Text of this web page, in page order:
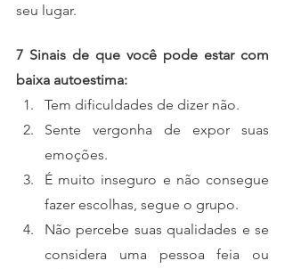
seu lugar.
7 Sinais de que você pode estar com
baixa autoestima:
Tem dificuldades de dizer não.
Sente vergonha de expor suas
emoções.
É muito inseguro e não consegue
fazer escolhas, segue o grupo.
Não percebe suas qualidades e se
considera uma pessoa feia ou